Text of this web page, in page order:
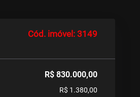
Cód. imóvel: 3149
R$ 830.000,00
R$ 1.380,00